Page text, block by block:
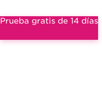
Prueba gratis de 14 días